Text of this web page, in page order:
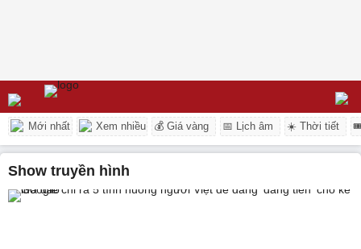
Mới nhất Xem nhiều 💰 Giá vàng 📅 Lịch âm ☀️ Thời tiết
show truyền hình